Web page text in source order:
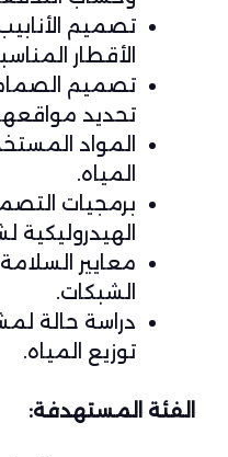
تصميم
الأقطار
تصميم
تحديد
المواد
المياه.
برمجيات
الهيدروليكية
معايير
الشبكات.
دراسة حالة
توزيع المياه.
الفئة المستهدفة: